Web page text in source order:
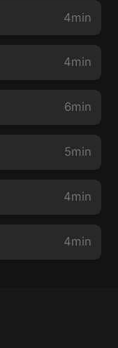
4min
4min
6min
5min
4min
4min